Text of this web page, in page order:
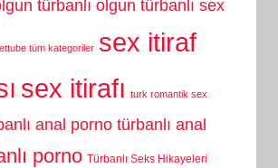
türbanlı olgun türbanlı sex
tüm kategoriler sex itiraf
sex itirafı turk romantik sex
anal porno türbanlı anal
porno Türbanlı Seks Hikayeleri